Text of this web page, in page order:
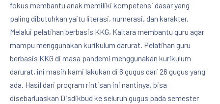
fokus membantu anak memiliki kompetensi dasar yang
paling dibutuhkan yaitu literasi, numerasi, dan karakter.
Melalui pelatihan berbasis KKG, Kaltara membantu guru agar
mampu menggunakan kurikulum darurat. Pelatihan guru
berbasis KKG di masa pandemi menggunakan kurikulum
darurat, ini masih kami lakukan di 6 gugus dari 26 gugus yang
ada. Hasil dari program rintisan ini nantinya, bisa
disebarluaskan Disdikbud ke seluruh gugus pada semester